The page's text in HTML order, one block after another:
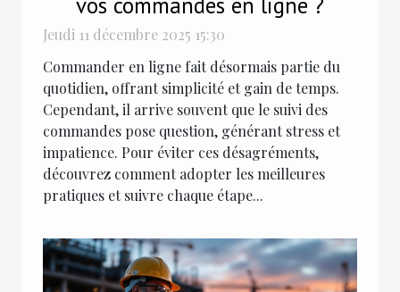
Jeudi 11 décembre 2025 15:30
Commander en ligne fait désormais partie du
quotidien, offrant simplicité et gain de temps.
Cependant, il arrive souvent que le suivi des
commandes pose question, générant stress et
impatience. Pour éviter ces désagréments,
découvrez comment adopter les meilleures
pratiques et suivre chaque étape...